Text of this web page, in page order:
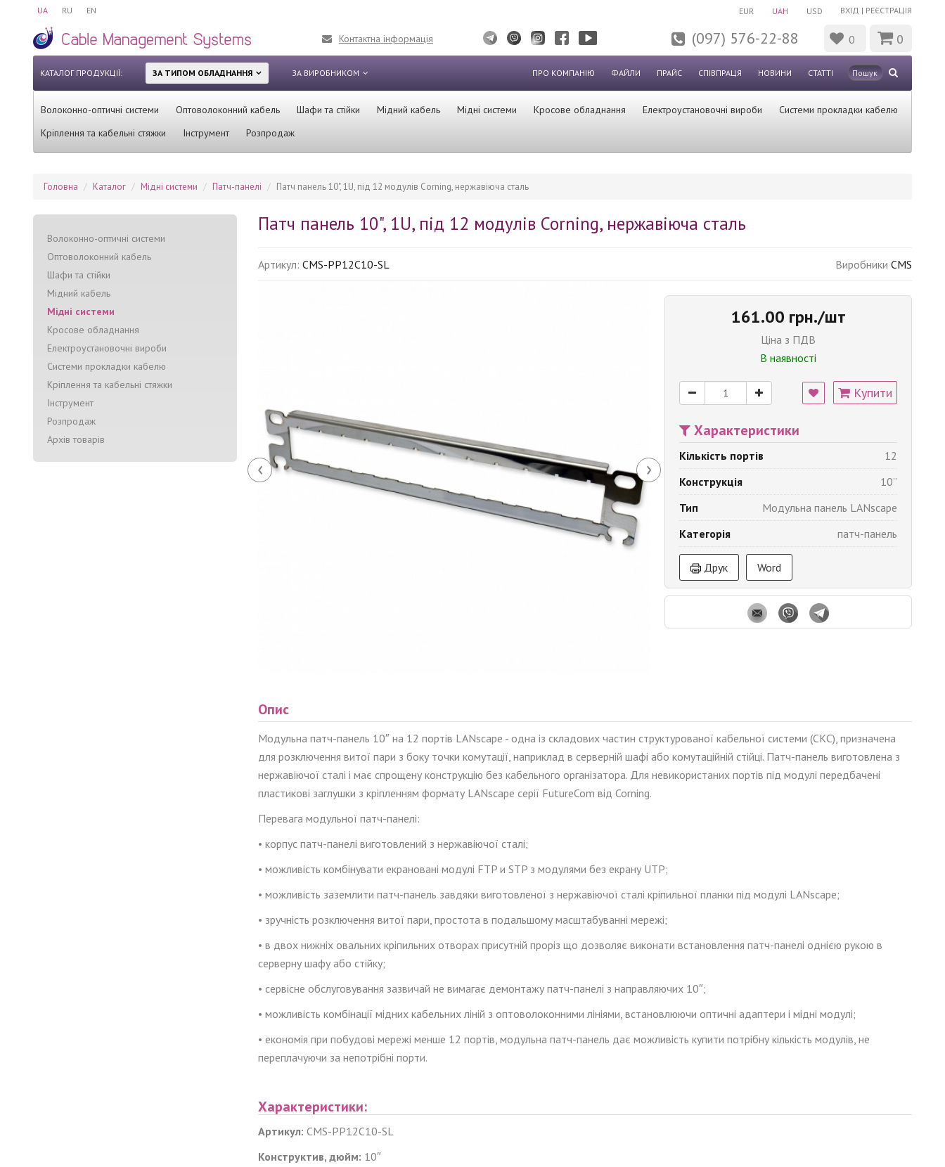
UA RU EN ВХІД | РЕЄСТРАЦІЯ
EUR UAH USD
Контактна інформація (097) 576-22-88 0 0
КАТАЛОГ ПРОДУКЦІЇ: ЗА ТИПОМ ОБЛАДНАННЯ ЗА ВИРОБНИКОМ ПРО КОМПАНІЮ ФАЙЛИ ПРАЙС СПІВПРАЦЯ НОВИНИ СТАТТІ
Волоконно-оптичні системи Оптоволоконний кабель Шафи та стійки Мідний кабель Мідні системи Кросове обладнання Електроустановочні вироби
Системи прокладки кабелю
Кріплення та кабельні стяжки
Інструмент Розпродаж
Головна Каталог Мідні системи Патч-панелі Патч панель 10", 1U, під 12 модулів Corning, нержавіюча сталь
Волоконно-оптичні системи
Оптоволоконний кабель
Шафи та стійки
Мідний кабель
Мідні системи
Кросове обладнання
Електроустановочні вироби
Системи прокладки кабелю
Кріплення та кабельні стяжки
Інструмент
Розпродаж
Архів товарів
Патч панель 10", 1U, під 12 модулів Corning, нержавіюча сталь
Артикул: CMS-PP12C10-SL Виробники CMS
‹ ›
161.00 грн./шт
Ціна з ПДВ
В наявності
Купити
Характеристики
Кількість портів
12
Конструкція
10’’
Тип
Модульна панель LANscape
Категорія
патч-панель
Друк Word
Опис
Модульна патч-панель 10″ на 12 портів LANscape - одна із складових частин структурованої кабельної системи (СКС), призначена
для розключення витої пари з боку точки комутації, наприклад в серверній шафі або комутаційній стійці. Патч-панель виготовлена ​​з
нержавіючої сталі і має спрощену конструкцію без кабельного організатора. Для невикористаних портів під модулі передбачені
пластикові заглушки з кріпленням формату LANscape серії FutureCom від Corning.
Перевага модульної патч-панелі:
• корпус патч-панелі виготовлений з нержавіючої сталі;
• можливість комбінувати екрановані модулі FTP и STP з модулями без екрану UTP;
• можливість заземлити патч-панель завдяки виготовленої з нержавіючої сталі кріпильної планки під модулі LANscape;
• зручність розключення витої пари, простота в подальшому масштабуванні мережі;
• в двох нижніх овальних кріпильних отворах присутній проріз що дозволяє виконати встановлення патч-панелі однією рукою в
серверну шафу або стійку;
• сервісне обслуговування зазвичай не вимагає демонтажу патч-панелі з направляючих 10″;
• можливість комбінації мідних кабельних ліній з оптоволоконними лініями, встановлюючи оптичні адаптери і мідні модулі;
• економія при побудові мережі менше 12 портів, модульна патч-панель дає можливість купити потрібну кількість модулів, не
переплачуючи за непотрібні порти.
Характеристики:
Артикул: CMS-PP12C10-SL
Конструктив, дюйм: 10″